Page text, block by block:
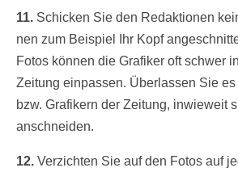
11. Schicken Sie den Redaktionen
nen zum Beispiel Ihr Kopf
Fotos können die Grafiker oft schwer
Zeitung einpassen. Überlassen Sie
bzw. Grafikern der Zeitung, inwieweit
anschneiden.
12. Verzichten Sie auf den Fotos auf